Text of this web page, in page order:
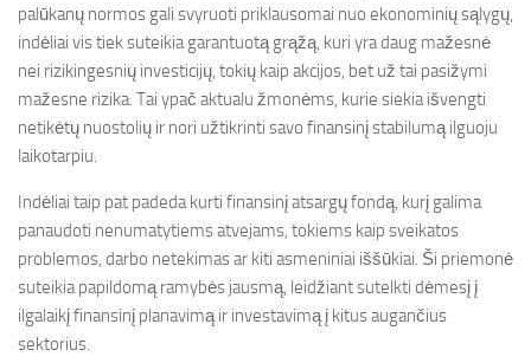
palūkanų normos gali svyruoti priklausomai nuo ekonominių sąlygų,
indėliai vis tiek suteikia garantuotą grąžą, kuri yra daug mažesnė
nei rizikingesnių investicijų, tokių kaip akcijos, bet už tai pasižymi
mažesne rizika. Tai ypač aktualu žmonėms, kurie siekia išvengti
netikėtų nuostolių ir nori užtikrinti savo finansinį stabilumą ilguoju
laikotarpiu.
Indėliai taip pat padeda kurti finansinį atsargų fondą, kurį galima
panaudoti nenumatytiems atvejams, tokiems kaip sveikatos
problemos, darbo netekimas ar kiti asmeniniai iššūkiai. Ši priemonė
suteikia papildomą ramybės jausmą, leidžiant sutelkti dėmesį į
ilgalaikį finansinį planavimą ir investavimą į kitus augančius
sektorius.